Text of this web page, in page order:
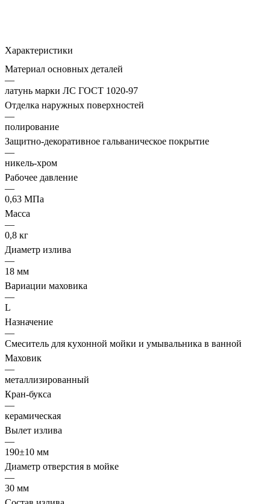
Характеристики
Материал основных деталей
—
латунь марки ЛС ГОСТ 1020-97
Отделка наружных поверхностей
—
полирование
Защитно-декоративное гальваническое покрытие
—
никель-хром
Рабочее давление
—
0,63 МПа
Масса
—
0,8 кг
Диаметр излива
—
18 мм
Вариации маховика
—
L
Назначение
—
Смеситель для кухонной мойки и умывальника в ванной
Маховик
—
металлизированный
Кран-букса
—
керамическая
Вылет излива
—
190±10 мм
Диаметр отверстия в мойке
—
30 мм